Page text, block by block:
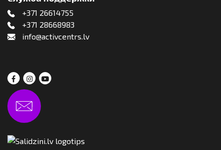
+371 26614755
+371 28668983
info@activcentrs.lv